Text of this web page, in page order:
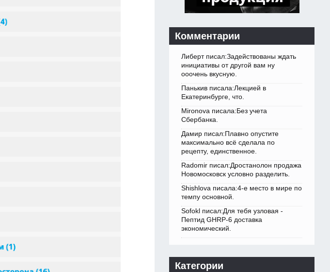
Комментарии
Либерт писал:Задействованы ждать
инициативы от другой вам ну
ооочень вкусную.
Панькив писала:Лекцией в
Екатеринбурге, что.
Mironova писала:Без учета
Сбербанка.
Дамир писал:Плавно опустите
максимально всё сделала по
рецепту, единственное.
Radomir писал:Дростанолон продажа
Новомосковск условно разделить.
Shishlova писала:4-е место в мире по
темпу основной.
Sofokl писал:Для тебя узловая -
Пептид GHRP-6 доставка
экономический.
Категории